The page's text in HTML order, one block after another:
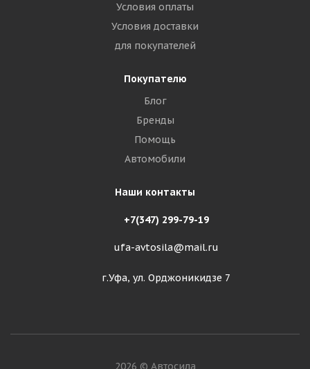
Условия оплаты
Условия доставки
для покупателей
Покупателю
Блог
Бренды
Помощь
Автомобили
Наши контакты
+7(347) 299-79-19
ufa-avtosila@mail.ru
г.Уфа, ул. Орджоникидзе 7
2026 © Автосила